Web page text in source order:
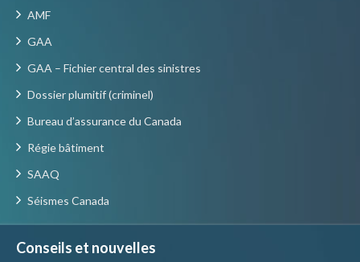
AMF
GAA
GAA – Fichier central des sinistres
Dossier plumitif (criminel)
Bureau d’assurance du Canada
Régie bâtiment
SAAQ
Séismes Canada
Conseils et nouvelles